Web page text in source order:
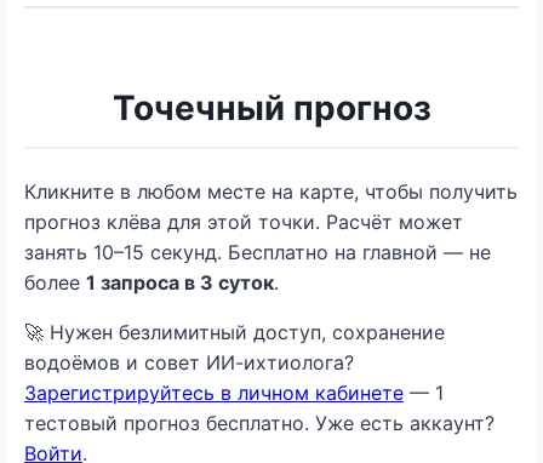
Точечный прогноз
Кликните в любом месте на карте, чтобы получить
прогноз клёва для этой точки. Расчёт может
занять 10–15 секунд. Бесплатно на главной — не
более 1 запроса в 3 суток.
🚀 Нужен безлимитный доступ, сохранение
водоёмов и совет ИИ-ихтиолога?
Зарегистрируйтесь в личном кабинете — 1
тестовый прогноз бесплатно. Уже есть аккаунт?
Войти.